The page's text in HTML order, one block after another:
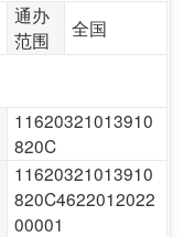
通办
范围
全国
11620321013910
820C
11620321013910
820C4622012022
00001